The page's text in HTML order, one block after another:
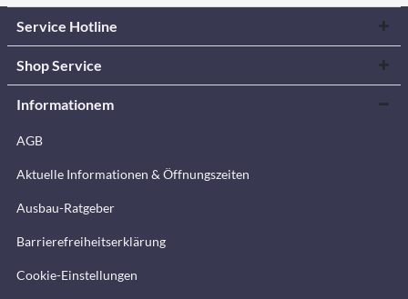
Service Hotline
Shop Service
Informationem
AGB
Aktuelle Informationen & Öffnungszeiten
Ausbau-Ratgeber
Barrierefreiheitserklärung
Cookie-Einstellungen